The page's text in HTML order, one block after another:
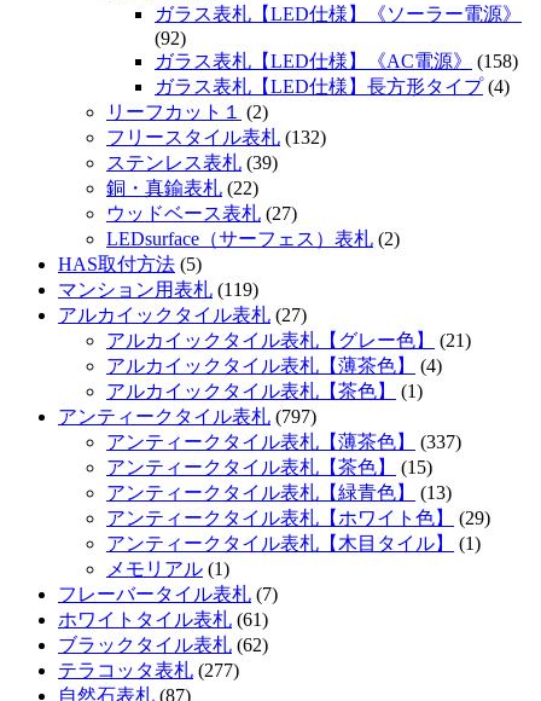
ガラス表札【LED仕様】《ソーラー電源》
(92)
ガラス表札【LED仕様】《AC電源》
(158)
ガラス表札【LED仕様】長方形タイプ(4)
リーフカット１
(2)
フリースタイル表札 (132)
ステンレス表札 (39)
銅・真鍮表札 (22)
ウッドベース表札 (27)
LEDsurface（サーフェス）表札 (2)
HAS取付方法 (5)
マンション用表札 (119)
アルカイックタイル表札 (27)
アルカイックタイル表札【グレー色】
(21)
アルカイックタイル表札【薄茶色】
(4)
アルカイックタイル表札【茶色】
(1)
アンティークタイル表札 (797)
アンティークタイル表札【薄茶色】
(337)
アンティークタイル表札【茶色】
(15)
アンティークタイル表札【緑青色】
(13)
アンティークタイル表札【ホワイト色】
(29)
アンティークタイル表札【木目タイル】
(1)
メモリアル (1)
フレーバータイル表札 (7)
ホワイトタイル表札 (61)
ブラックタイル表札 (62)
テラコッタ表札 (277)
自然石表札 (87)